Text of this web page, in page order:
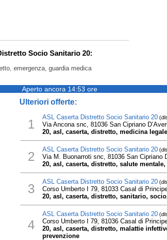
Socio Sanitario 20:
emergenza, guardia medica
Aperto ancora 14:53 ore
Ulteriori offerte:
1 ASL Caserta Distretto Socio Sanitario 20(
Via Ancona snc, 81036 San Cipriano
20, asl, caserta, distretto, medicina
2 ASL Caserta Distretto Socio Sanitario 20(
Via M. Buonarroti snc, 81036 San Cipriano
20, asl, caserta, distretto, salute
3 ASL Caserta Distretto Socio Sanitario 20(
Corso Umberto I 79, 81033 Casal di
20, asl, caserta, distretto, sanitario,
4
ASL Caserta Distretto Socio Sanitario 20(
Corso Umberto I 79, 81036 Casal di
20, asl, caserta, distretto, malattie
prevenzione